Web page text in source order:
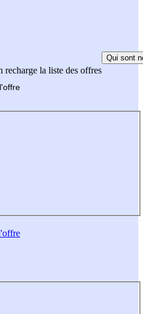
recharge la liste des offres
Qui sont